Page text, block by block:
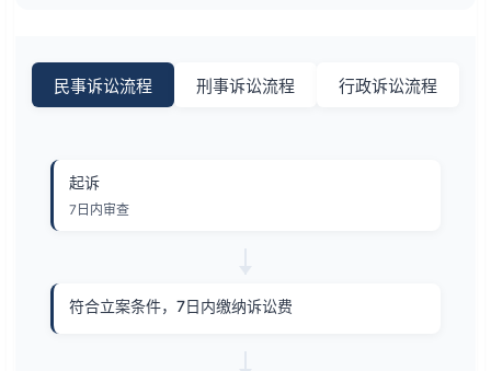
民事诉讼流程 刑事诉讼流程 行政诉讼流程
起诉
7日内审查
符合立案条件，7日内缴纳诉讼费